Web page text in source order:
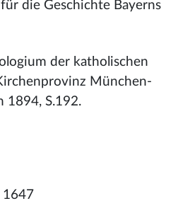
die Geschichte Bayerns
der katholischen
München-
1894, S.192.
1647